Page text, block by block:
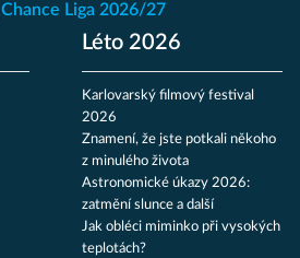
Chance Liga 2026/27
Léto 2026
Karlovarský filmový festival
2026
Znamení, že jste potkali někoho
z minulého života
Astronomické úkazy 2026:
zatmění slunce a další
Jak obléci miminko při vysokých
teplotách?